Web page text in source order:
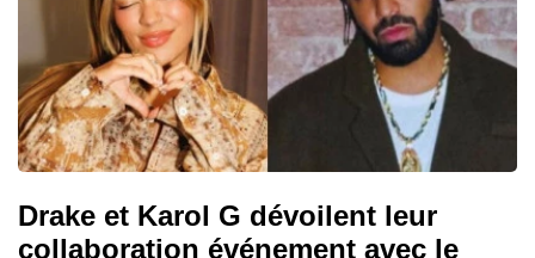
Drake et Karol G dévoilent leur
collaboration événement avec le